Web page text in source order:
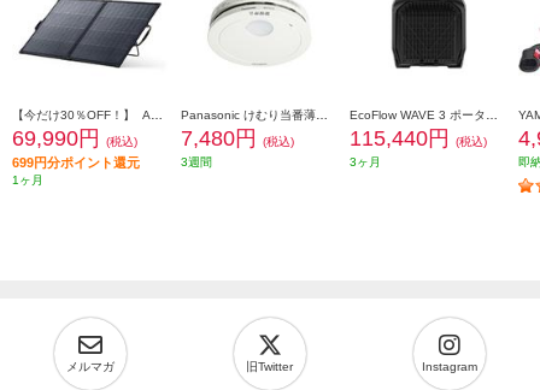
69,990円 (税込)
699円分ポイント還元
1ヶ月
7,480円
(税込)
3週間
115,440円
(税込)
3ヶ月
即
メルマガ 旧Twitter Instagram